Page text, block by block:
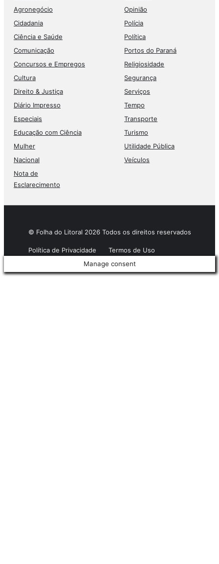
Agronegócio
Cidadania
Ciência e Saúde
Comunicação
Concursos e Empregos
Cultura
Direito & Justiça
Diário Impresso
Especiais
Educação com Ciência
Mulher
Nacional
Nota de
Esclarecimento
Opinião
Polícia
Política
Portos do Paraná
Religiosidade
Segurança
Serviços
Tempo
Transporte
Turismo
Utilidade Pública
Veículos
© Folha do Litoral 2026 Todos os direitos reservados
Política de Privacidade
Termos de Uso
Manage consent